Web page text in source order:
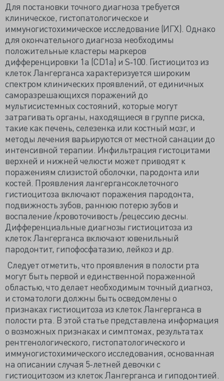
Для постановки точного диагноза требуется
клиническое, гистопатологическое и
иммуногистохимическое исследование (ИГХ). Однако
для окончательного диагноза необходимы
положительные кластеры маркеров
дифференцировки 1а (CD1a) и S‐100. Гистиоцитоз из
клеток Лангерганса характеризуется широким
спектром клинических проявлений, от единичных
саморазрешающихся поражений до
мультисистемных состояний, которые могут
затрагивать органы, находящиеся в группе риска,
такие как печень, селезенка или костный мозг, и
методы лечения варьируются от местной санации до
интенсивной терапии. Инфильтрация гистоцитами
верхней и нижней челюсти может приводят к
поражениям слизистой оболочки, пародонта или
костей. Проявления лангергансоклеточного
гистиоцитоза включают поражения пародонта,
подвижность зубов, раннюю потерю зубов и
воспаление /кровоточивость /рецессию десны.
Дифференциальные диагнозы гистиоцитоза из
клеток Лангерганса включают ювенильный
пародонтит, гипофосфатазию, лейкоз и др.
Следует отметить, что проявления в полости рта
могут быть первой и единственной пораженной
областью, что делает необходимым точный диагноз,
и стоматологи должны быть осведомлены о
признаках гистиоцитоза из клеток Лангерганса в
полости рта. В этой статье представлена информация
о возможных признаках и симптомах, результатах
рентгенологического, гистопатологического и
иммуногистохимического исследования, основанная
на описании случая 5-летней девочки с
гистиоцитозом из клеток Лангерганса и гиподонтией.